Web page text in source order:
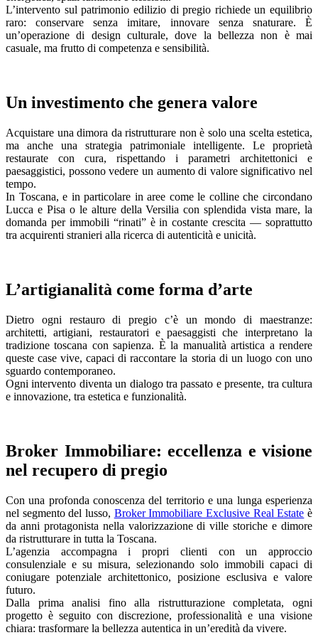
L’intervento sul patrimonio edilizio di pregio richiede un equilibrio
raro: conservare senza imitare, innovare senza snaturare. È
un’operazione di design culturale, dove la bellezza non è mai
casuale, ma frutto di competenza e sensibilità.
Un investimento che genera valore
Acquistare una dimora da ristrutturare non è solo una scelta estetica,
ma anche una strategia patrimoniale intelligente. Le proprietà
restaurate con cura, rispettando i parametri architettonici e
paesaggistici, possono vedere un aumento di valore significativo nel
tempo.
In Toscana, e in particolare in aree come le colline che circondano
Lucca e Pisa o le alture della Versilia con splendida vista mare, la
domanda per immobili “rinati” è in costante crescita — soprattutto
tra acquirenti stranieri alla ricerca di autenticità e unicità.
L’artigianalità come forma d’arte
Dietro ogni restauro di pregio c’è un mondo di maestranze:
architetti, artigiani, restauratori e paesaggisti che interpretano la
tradizione toscana con sapienza. È la manualità artistica a rendere
queste case vive, capaci di raccontare la storia di un luogo con uno
sguardo contemporaneo.
Ogni intervento diventa un dialogo tra passato e presente, tra cultura
e innovazione, tra estetica e funzionalità.
Broker Immobiliare: eccellenza e visione
nel recupero di pregio
Con una profonda conoscenza del territorio e una lunga esperienza
nel segmento del lusso, Broker Immobiliare Exclusive Real Estate è
da anni protagonista nella valorizzazione di ville storiche e dimore
da ristrutturare in tutta la Toscana.
L’agenzia accompagna i propri clienti con un approccio
consulenziale e su misura, selezionando solo immobili capaci di
coniugare potenziale architettonico, posizione esclusiva e valore
futuro.
Dalla prima analisi fino alla ristrutturazione completata, ogni
progetto è seguito con discrezione, professionalità e una visione
chiara: trasformare la bellezza autentica in un’eredità da vivere.